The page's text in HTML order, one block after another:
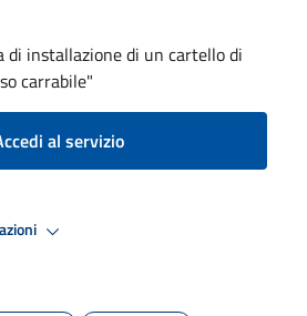
di installazione di un cartello di
carrabile"
al servizio